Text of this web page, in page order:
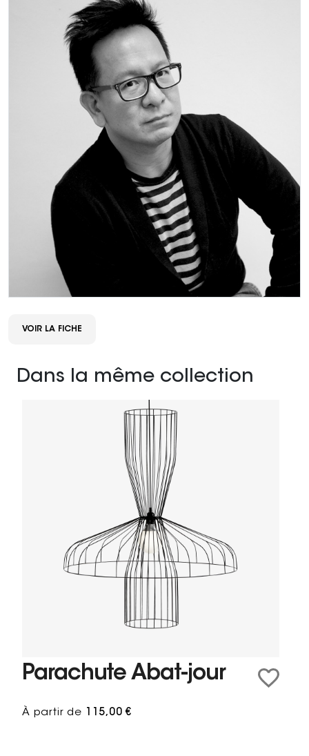
VOIR LA FICHE
Dans la même collection
Parachute Abat-jour
À partir de 115,00 €